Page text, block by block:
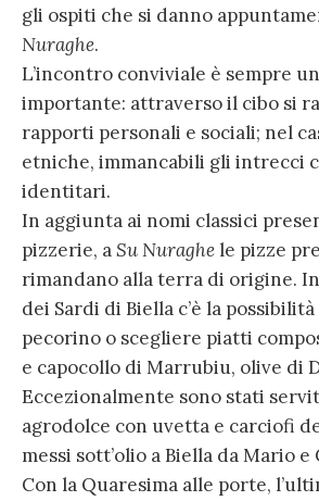
gli ospiti che si danno
Nuraghe.
L’incontro conviviale è sempre
importante: attraverso il cibo si
rapporti personali e sociali; nel
etniche, immancabili gli intrecci
identitari.
In aggiunta ai nomi classici
pizzerie, aSu Nuraghele pizze
rimandano alla terra di origine.
dei Sardi di Biella c’è la
pecorino o scegliere piatti
e capocollo di Marrubiu, olive di
Eccezionalmente sono stati
agrodolce con uvetta e carciofi
messi sott’olio a Biella da Mario e
Con la Quaresima alle porte,